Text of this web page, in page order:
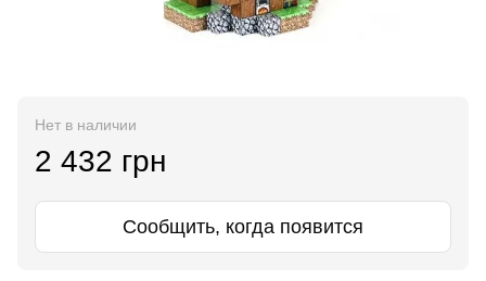
Нет в наличии
2 432 грн
Сообщить, когда появится